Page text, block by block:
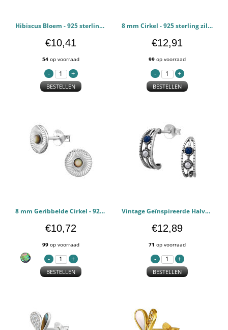
Hibiscus Bloem - 925 sterling zilver Oorstekers Halfedelsteen PCJW50308
€10,41
54 op voorraad
BESTELLEN
8 mm Cirkel - 925 sterling zilver Oorstekers Halfedelsteen PCJW50194
€12,91
99 op voorraad
BESTELLEN
8 mm Geribbelde Cirkel - 925 sterling zilver Oorstekers Halfedelsteen PCJW50193
€10,72
99 op voorraad
BESTELLEN
Vintage Geïnspireerde Halve Hoepel - 925 sterling zilver Oorstekers Parel PCJW50106
€12,89
71 op voorraad
BESTELLEN